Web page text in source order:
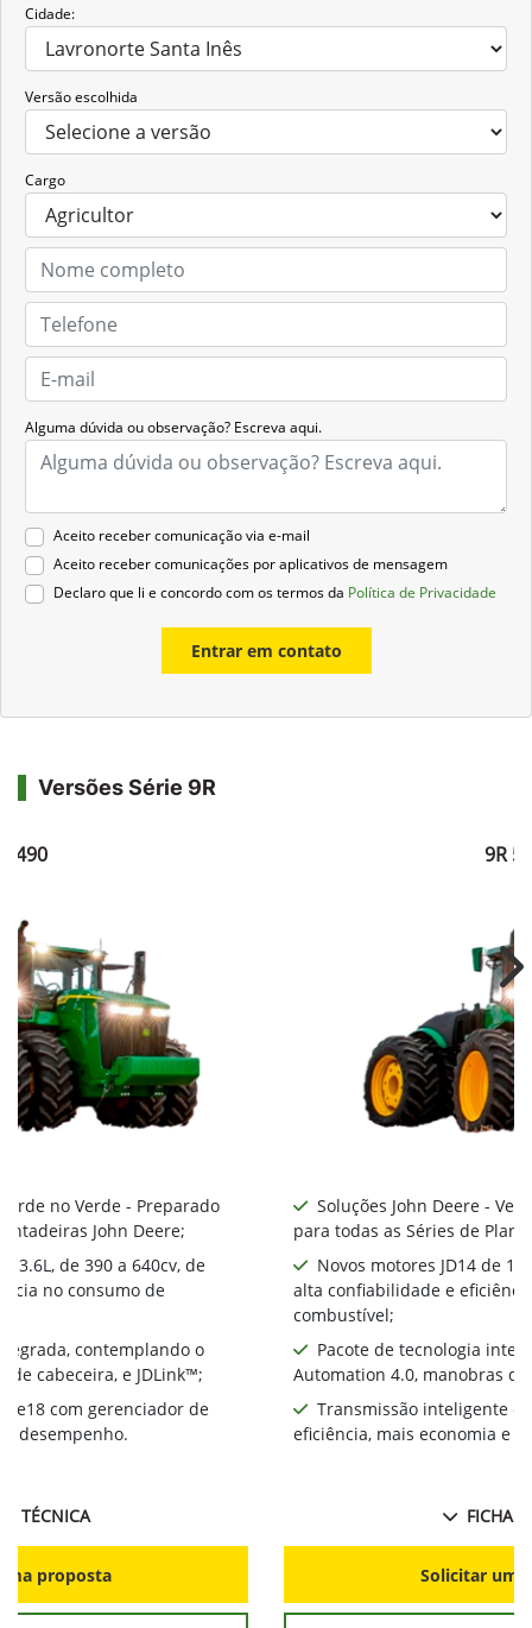
Cidade:
Versão escolhida
Cargo
Alguma dúvida ou observação? Escreva aqui.
Aceito receber comunicação via e-mail
Aceito receber comunicações por aplicativos de mensagem
Declaro que li e concordo com os termos da Política de Privacidade
Entrar em contato
Versões Série 9R
490
no Verde - Preparado
John Deere;
13.6L, de 390 a 640cv, de
no consumo de
contemplando o
de cabeceira, e JDLink™;
e18 com gerenciador de
desempenho.
TÉCNICA
proposta
9R
Soluções John Deere -
para todas as Séries de
Novos motores JD14 de
alta confiabilidade e
combustível;
Pacote de tecnologia
Automation 4.0, manobras
Transmissão inteligente
eficiência, mais economia e
FICHA
Solicitar